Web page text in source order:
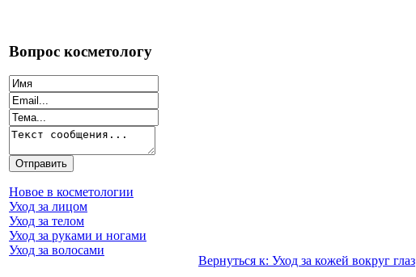
Вопрос косметологу
Новое в косметологии
Уход за лицом
Уход за телом
Уход за руками и ногами
Уход за волосами
Вернуться к: Уход за кожей вокруг глаз